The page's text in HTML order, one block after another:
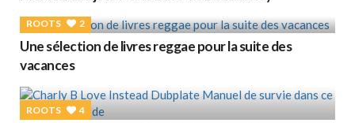
ROOTS 2
Une sélection de livres reggae pour la suite des
vacances
ROOTS 4